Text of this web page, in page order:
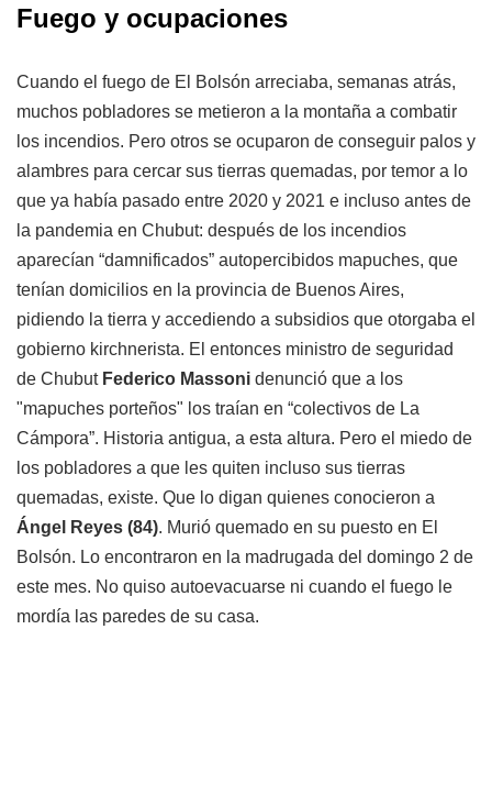
Fuego y ocupaciones
Cuando el fuego de El Bolsón arreciaba, semanas atrás,
muchos pobladores se metieron a la montaña a combatir
los incendios. Pero otros se ocuparon de conseguir palos y
alambres para cercar sus tierras quemadas, por temor a lo
que ya había pasado entre 2020 y 2021 e incluso antes de
la pandemia en Chubut: después de los incendios
aparecían “damnificados” autopercibidos mapuches, que
tenían domicilios en la provincia de Buenos Aires,
pidiendo la tierra y accediendo a subsidios que otorgaba el
gobierno kirchnerista. El entonces ministro de seguridad
de Chubut Federico Massoni denunció que a los
"mapuches porteños" los traían en “colectivos de La
Cámpora”. Historia antigua, a esta altura. Pero el miedo de
los pobladores a que les quiten incluso sus tierras
quemadas, existe. Que lo digan quienes conocieron a
Ángel Reyes (84). Murió quemado en su puesto en El
Bolsón. Lo encontraron en la madrugada del domingo 2 de
este mes. No quiso autoevacuarse ni cuando el fuego le
mordía las paredes de su casa.